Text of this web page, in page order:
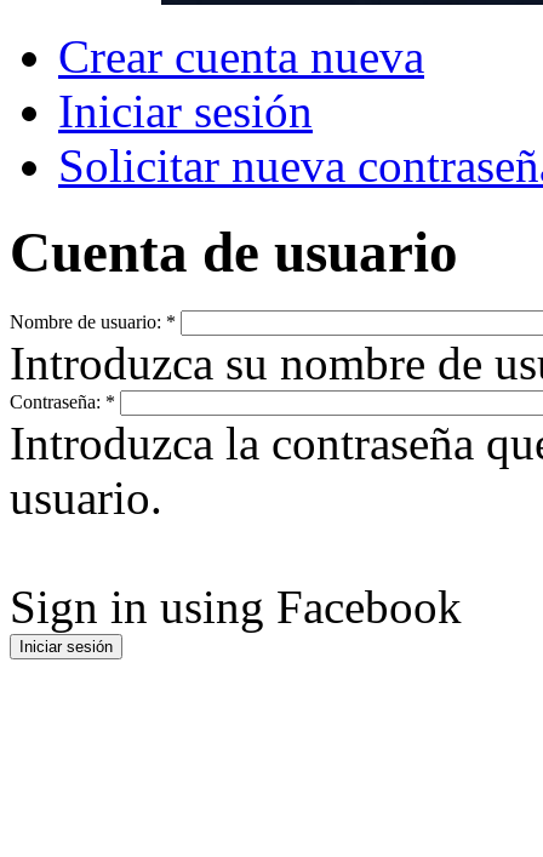
Crear cuenta nueva
Iniciar sesión
Solicitar nueva
Cuenta de usuario
Nombre de usuario: *
Introduzca su nombre de
Contraseña: *
Introduzca la contraseña
usuario.
Sign in using Facebook